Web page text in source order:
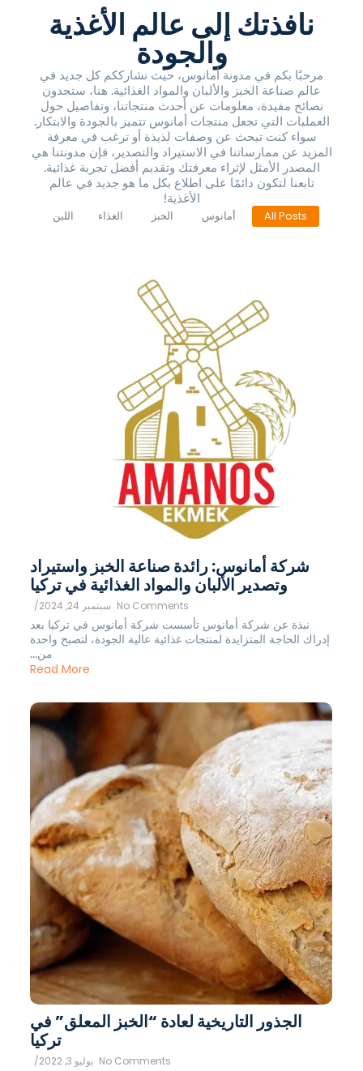
نافذتك إلى عالم الأغذية
والجودة
مرحبًا بكم في مدونة أمانوس، حيث نشارككم كل جديد في
عالم صناعة الخبز والألبان والمواد الغذائية. هنا، ستجدون
نصائح مفيدة، معلومات عن أحدث منتجاتنا، وتفاصيل حول
العمليات التي تجعل منتجات أمانوس تتميز بالجودة والابتكار.
سواء كنت تبحث عن وصفات لذيذة أو ترغب في معرفة
المزيد عن ممارساتنا في الاستيراد والتصدير، فإن مدونتنا هي
المصدر الأمثل لإثراء معرفتك وتقديم أفضل تجربة غذائية.
تابعنا لتكون دائمًا على اطلاع بكل ما هو جديد في عالم
الأغذية!
All Posts
أمانوس الخبز الغذاء اللبن
شركة أمانوس: رائدة صناعة الخبز واستيراد
وتصدير الألبان والمواد الغذائية في تركيا
سبتمبر 24, 2024 / No Comments
نبذة عن شركة أمانوس تأسست شركة أمانوس في تركيا بعد
إدراك الحاجة المتزايدة لمنتجات غذائية عالية الجودة، لتصبح واحدة
من...
Read More
الجذور التاريخية لعادة “الخبز المعلق” في
تركيا
يوليو 3, 2022 / No Comments